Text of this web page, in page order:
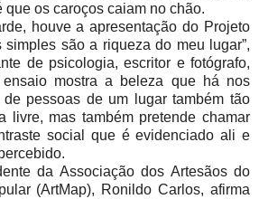
que os caroços caiam no chão.
houve a apresentação do Projeto
simples são a riqueza do meu lugar”,
de psicologia, escritor e fotógrafo,
mostra a beleza que há nos
pessoas de um lugar também tão
livre, mas também pretende chamar
social que é evidenciado ali e
Associação dos Artesãos do
(ArtMap), Ronildo Carlos, afirma